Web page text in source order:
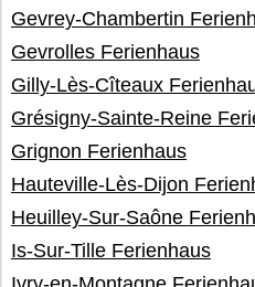
Gevrey-Chambertin
Gevrolles Ferienhaus
Gilly-Lès-Cîteaux
Grésigny-Sainte-Reine
Grignon Ferienhaus
Hauteville-Lès-Dijon
Heuilley-Sur-Saône
Is-Sur-Tille Ferienhaus